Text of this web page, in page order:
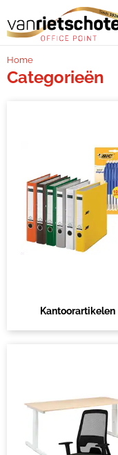
Home
Categorieën
Kantoorartikelen